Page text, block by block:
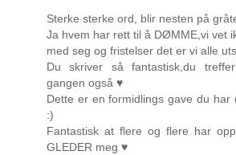
Sterke sterke ord, blir nesten på
Ja hvem har rett til å DØMME,vi vet
med seg og fristelser det er vi alle
Du skriver så fantastisk,du
gangen også ♥
Dette er en formidlings gave du har
:)
Fantastisk at flere og flere har
GLEDER meg ♥